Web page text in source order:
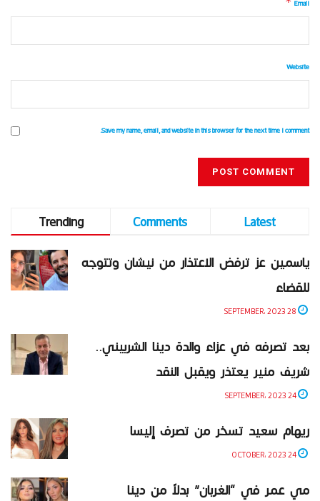
Email
Website
Save my name, email, and website in this browser for the next time I comment.
Trending Comments
Latest
ياسمين عز ترفض الاعتذار من نيشان وتتوجه
للقضاء
بعد تصرفه في عزاء والدة دينا الشربيني..
شريف منير يعتذر ويقبل النقد
ريهام سعيد تسخر من تصرف إليسا
مي عمر في “الغربان” بدلاً من دينا